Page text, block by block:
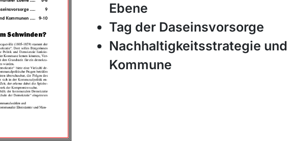
Ebene
Tag der Daseinsvorsorge
Nachhaltigkeitsstrategie und
Kommune